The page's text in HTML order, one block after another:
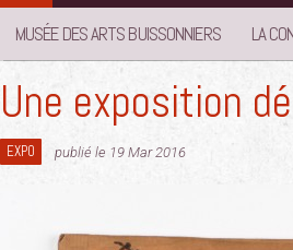
MUSÉE DES ARTS BUISSONNIERS LA
Une exposition
EXPO publié le 19 Mar 2016